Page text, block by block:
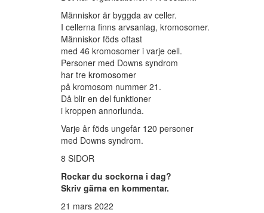
Människor är byggda av celler.
I cellerna finns arvsanlag, kromosomer.
Människor föds oftast
med 46 kromosomer i varje cell.
Personer med Downs syndrom
har tre kromosomer
på kromosom nummer 21.
Då blir en del funktioner
i kroppen annorlunda.
Varje år föds ungefär 120 personer
med Downs syndrom.
8 SIDOR
Rockar du sockorna i dag?
Skriv gärna en kommentar.
21 mars 2022